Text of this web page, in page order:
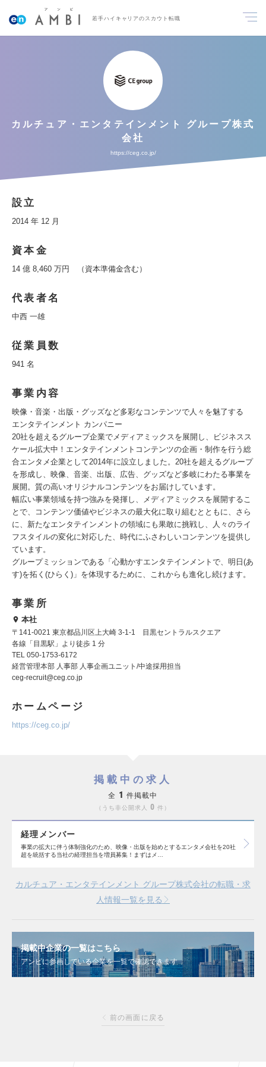
若手ハイキャリアのスカウト転職
カルチュア・エンタテインメント グループ株式
会社
https://ceg.co.jp/
設立
2014 年 12 月
資本金
14 億 8,460 万円 （資本準備金含む）
代表者名
中西 一雄
従業員数
941 名
事業内容
映像・音楽・出版・グッズなど多彩なコンテンツで人々を魅了する
エンタテインメント カンパニー
20社を超えるグループ企業でメディアミックスを展開し、ビジネスス
ケール拡大中！エンタテインメントコンテンツの企画・制作を行う総
合エンタメ企業として2014年に設立しました。20社を超えるグループ
を形成し、映像、音楽、出版、広告、グッズなど多岐にわたる事業を
展開。質の高いオリジナルコンテンツをお届けしています。
幅広い事業領域を持つ強みを発揮し、メディアミックスを展開するこ
とで、コンテンツ価値やビジネスの最大化に取り組むとともに、さら
に、新たなエンタテインメントの領域にも果敢に挑戦し、人々のライ
フスタイルの変化に対応した、時代にふさわしいコンテンツを提供し
ています。
グループミッションである「心動かすエンタテインメントで、明日(あ
す)を拓く(ひらく)」を体現するために、これからも進化し続けます。
事業所
本社
〒141-0021 東京都品川区上大崎 3-1-1 目黒セントラルスクエア
各線「目黒駅」より徒歩 1 分
TEL 050-1753-6172
経営管理本部 人事部 人事企画ユニット/中途採用担当
ceg-recruit@ceg.co.jp
ホームページ
https://ceg.co.jp/
掲載中の求人
全 1 件掲載中
うち非公開求人 0 件
経理メンバー
事業の拡大に伴う体制強化のため、映像・出版を始めとするエンタメ会社を20社
超を統括する当社の経理担当を増員募集！まずはメ…
カルチュア・エンタテインメント グループ株式会社の転職・求
人情報一覧を見る
掲載中企業の一覧はこちら
アンビに参画している企業を一覧で確認できます
前の画面に戻る